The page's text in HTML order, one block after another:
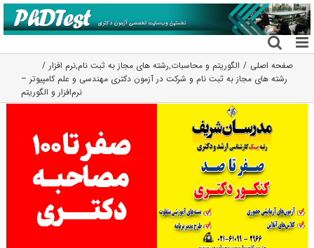
رفتن
به
محتوا
صفحه اصلی الگوریتم و محاسبات,رشته های مجاز به ثبت نام,نرم افزار
رشته های مجاز به ثبت نام و شرکت در آزمون دکتری مهندسی و علم کامپیوتر –
نرم‌افزار و الگوریتم